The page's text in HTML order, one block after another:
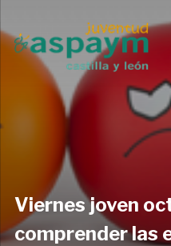
Viernes joven
comprender las